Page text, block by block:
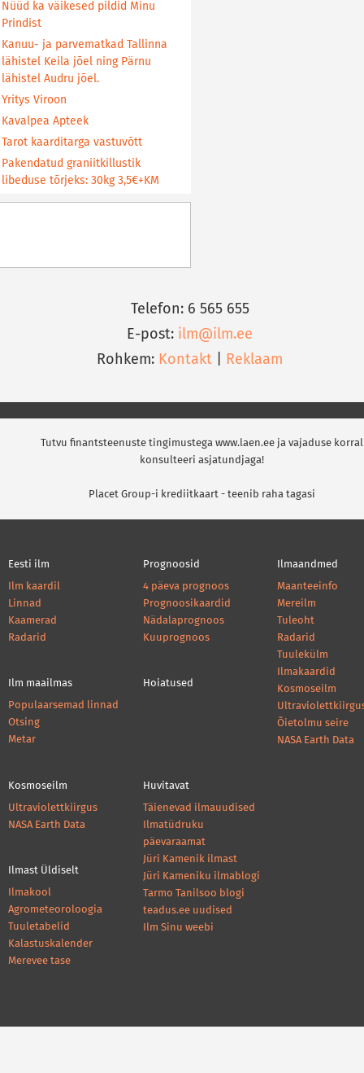
Nüüd ka väikesed pildid Minu
Prindist
Kanuu- ja parvematkad Tallinna
lähistel Keila jõel ning Pärnu
lähistel Audru jõel.
Yritys Viroon
Kavalpea Apteek
Tarot kaarditarga vastuvõtt
Pakendatud graniitkillustik
libeduse tõrjeks: 30kg 3,5€+KM
Telefon: 6 565 655
E-post: ilm@ilm.ee
Rohkem: Kontakt Reklaam
Tutvu finantsteenuste tingimustega www.laen.ee ja vajaduse korral
konsulteeri asjatundjaga!
Placet Group-i krediitkaart - teenib raha tagasi
Eesti ilm
Ilm kaardil
Linnad
Kaamerad
Radarid
Ilm maailmas
Populaarsemad linnad
Otsing
Metar
Prognoosid
4 päeva prognoos
Prognoosikaardid
Nädalaprognoos
Kuuprognoos
Hoiatused
Ilmaandmed
Maanteeinfo
Mereilm
Tuleoht
Radarid
Tuulekülm
Ilmakaardid
Kosmoseilm
Õietolmu seire
NASA Earth Data
Kosmoseilm
Ultraviolettkiirgus
NASA Earth Data
Ilmast Üldiselt
Ilmakool
Agrometeoroloogia
Tuuletabelid
Kalastuskalender
Merevee tase
Huvitavat
Täienevad ilmauudised
Ilmatüdruku
päevaraamat
Jüri Kamenik ilmast
Jüri Kameniku ilmablogi
Tarmo Tanilsoo blogi
teadus.ee uudised
Ilm Sinu weebi